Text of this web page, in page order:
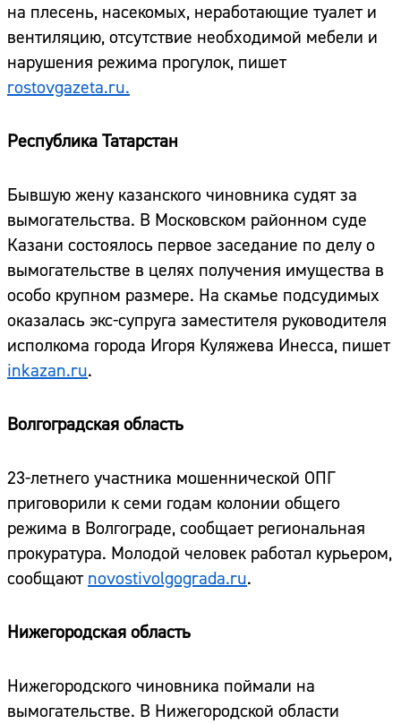
на плесень, насекомых, неработающие туалет и
вентиляцию, отсутствие необходимой мебели и
нарушения режима прогулок, пишет
rostovgazeta.ru.
Республика Татарстан
Бывшую жену казанского чиновника судят за
вымогательства. В Московском районном суде
Казани состоялось первое заседание по делу о
вымогательстве в целях получения имущества в
особо крупном размере. На скамье подсудимых
оказалась экс-супруга заместителя руководителя
исполкома города Игоря Куляжева Инесса, пишет
inkazan.ru.
Волгоградская область
23-летнего участника мошеннической ОПГ
приговорили к семи годам колонии общего
режима в Волгограде, сообщает региональная
прокуратура. Молодой человек работал курьером,
сообщают novostivolgograda.ru.
Нижегородская область
Нижегородского чиновника поймали на
вымогательстве. В Нижегородской области